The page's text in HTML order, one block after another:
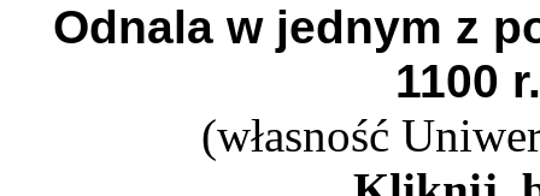
Odnala w jednym z
1100
(własność